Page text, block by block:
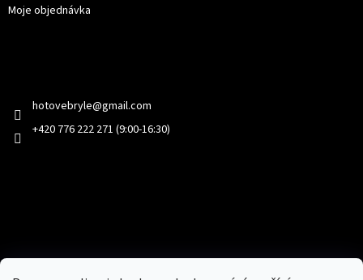
Moje objednávka
hotovebryle@gmail.com
+420 776 222 271 (9:00-16:30)
Přijímáme online platby